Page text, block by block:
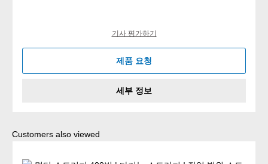
기사 평가하기
제품 요청
세부 정보
Skip product gallery
Customers also viewed